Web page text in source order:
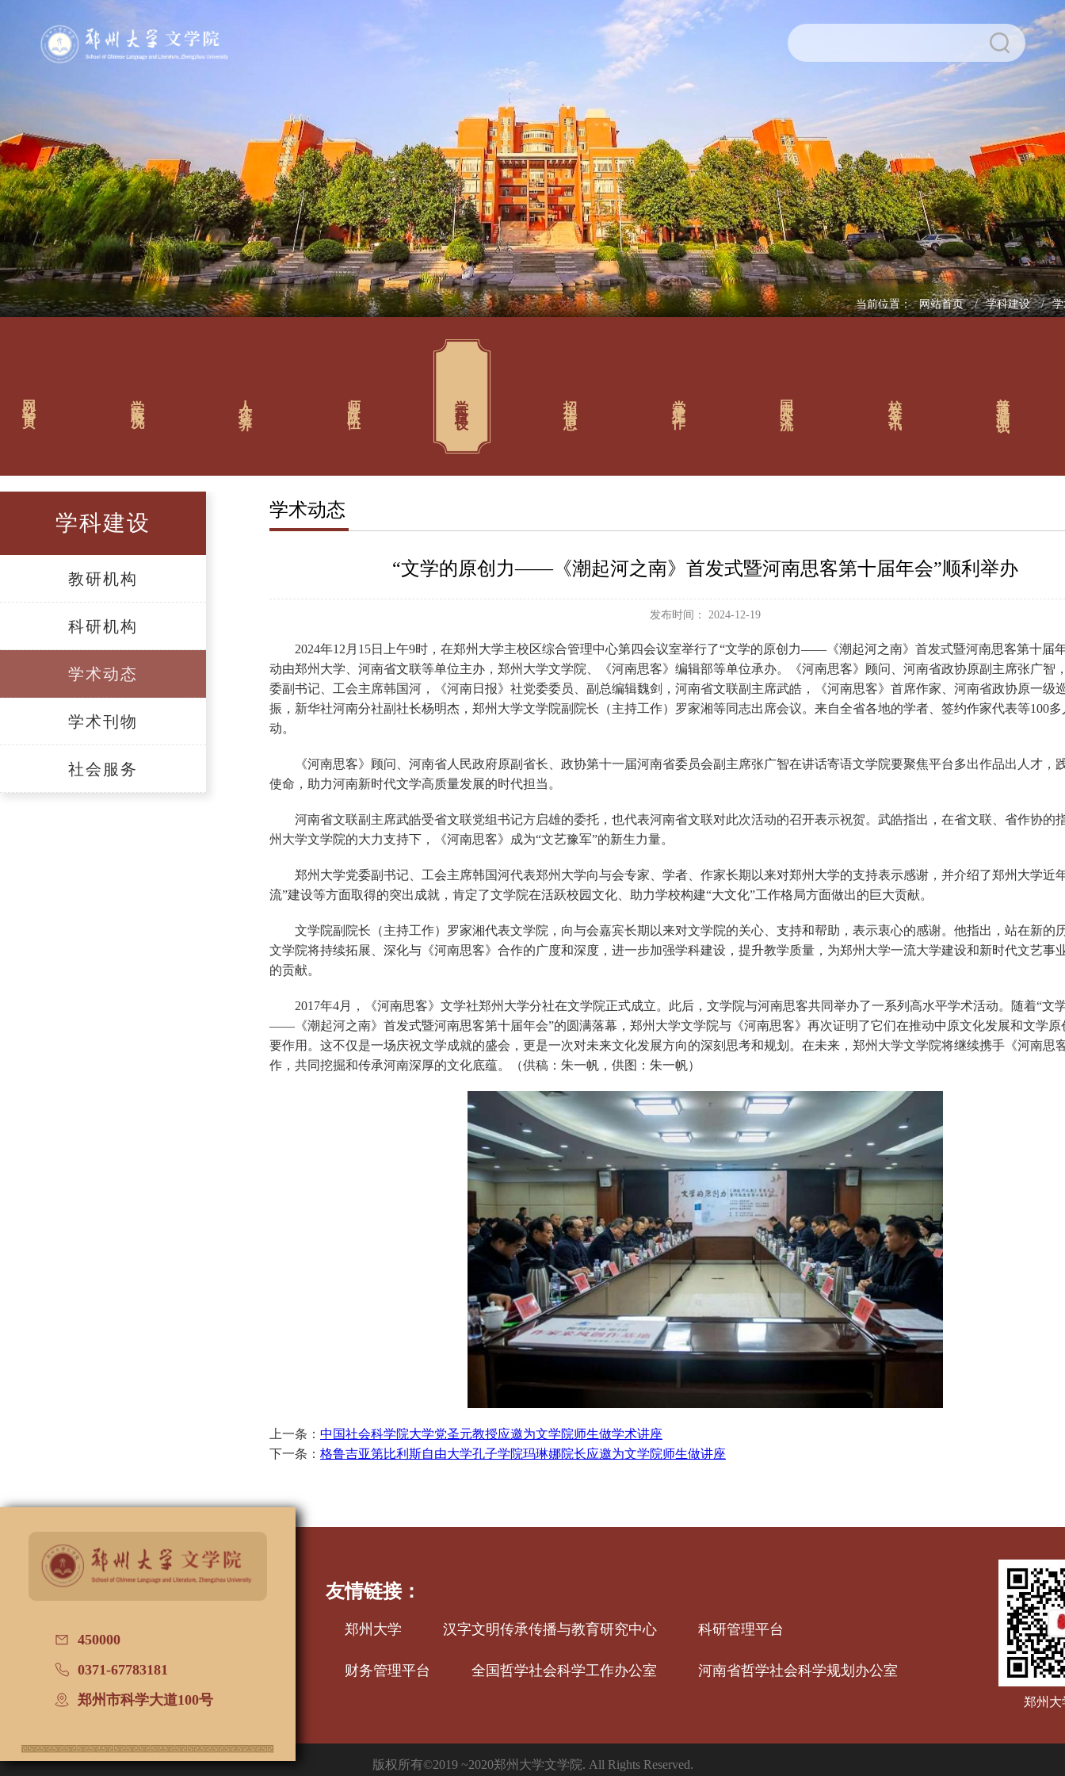
> 当前位置： 网站首页 学科建设
网站首页 学院概况 人才培养 师资队伍 学科建设 招生信息 党建工作 国际交流 校友文讯 普通话测试
学科建设
教研机构
科研机构
学术动态
学术刊物
社会服务
学术动态
“文学的原创力——《潮起河之南》首发式暨河南思客第十届年会”顺利举办
发布时间： 2024-12-19
2024年12月15日上午9时，在郑州大学主校区综合管理中心第四会议室举行了“文学的原创力——《潮起河之南》首发式暨河南思客第十届
动由郑州大学、河南省文联等单位主办，郑州大学文学院、《河南思客》编辑部等单位承办。《河南思客》顾问、河南省政协原副主席张广智
委副书记、工会主席韩国河，《河南日报》社党委委员、副总编辑魏剑，河南省文联副主席武皓，《河南思客》首席作家、河南省政协原一级
振，新华社河南分社副社长杨明杰，郑州大学文学院副院长（主持工作）罗家湘等同志出席会议。来自全省各地的学者、签约作家代表等100
动。
《河南思客》顾问、河南省人民政府原副省长、政协第十一届河南省委员会副主席张广智在讲话寄语文学院要聚焦平台多出作品出人才，
使命，助力河南新时代文学高质量发展的时代担当。
河南省文联副主席武皓受省文联党组书记方启雄的委托，也代表河南省文联对此次活动的召开表示祝贺。武皓指出，在省文联、省作协的
州大学文学院的大力支持下，《河南思客》成为“文艺豫军”的新生力量。
郑州大学党委副书记、工会主席韩国河代表郑州大学向与会专家、学者、作家长期以来对郑州大学的支持表示感谢，并介绍了郑州大学近
流”建设等方面取得的突出成就，肯定了文学院在活跃校园文化、助力学校构建“大文化”工作格局方面做出的巨大贡献。
文学院副院长（主持工作）罗家湘代表文学院，向与会嘉宾长期以来对文学院的关心、支持和帮助，表示衷心的感谢。他指出，站在新的
文学院将持续拓展、深化与《河南思客》合作的广度和深度，进一步加强学科建设，提升教学质量，为郑州大学一流大学建设和新时代文艺事
的贡献。
2017年4月，《河南思客》文学社郑州大学分社在文学院正式成立。此后，文学院与河南思客共同举办了一系列高水平学术活动。随着“文
——《潮起河之南》首发式暨河南思客第十届年会”的圆满落幕，郑州大学文学院与《河南思客》再次证明了它们在推动中原文化发展和文学原
要作用。这不仅是一场庆祝文学成就的盛会，更是一次对未来文化发展方向的深刻思考和规划。在未来，郑州大学文学院将继续携手《河南思
作，共同挖掘和传承河南深厚的文化底蕴。（供稿：朱一帆，供图：朱一帆）
上一条： 中国社会科学院大学党圣元教授应邀为文学院师生做学术讲座
下一条： 格鲁吉亚第比利斯自由大学孔子学院玛琳娜院长应邀为文学院师生做讲座
450000
0371-67783181
郑州市科学大道100号
友情链接：
郑州大学 汉字文明传承传播与教育研究中心 科研管理平台
财务管理平台 全国哲学社会科学工作办公室 河南省哲学社会科学规划办公室
郑州大
版权所有©2019 ~2020郑州大学文学院. All Rights Reserved.